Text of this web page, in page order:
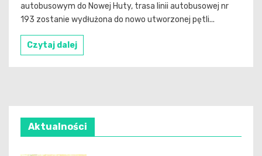
autobusowym do Nowej Huty, trasa linii autobusowej nr
193 zostanie wydłużona do nowo utworzonej pętli...
Czytaj dalej
Aktualności